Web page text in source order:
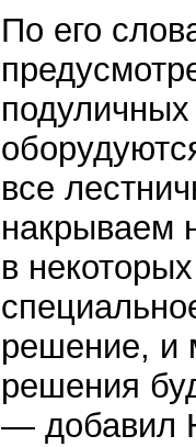
По его
все
накрываем
в
решение, и
решения
— добавил